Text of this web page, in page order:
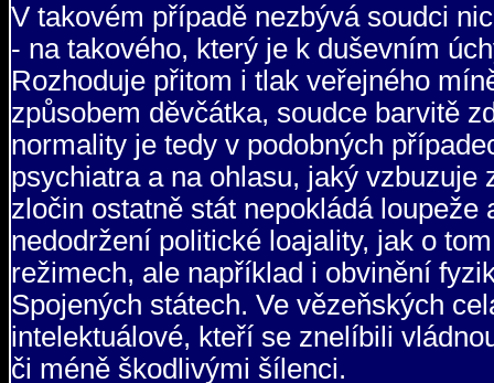
V takovém případě nezbývá soudci
- na takového, který je k duševním
Rozhoduje přitom i tlak veřejného
způsobem děvčátka, soudce barvitě
normality je tedy v podobných
psychiatra a na ohlasu, jaký
zločin ostatně stát nepokládá
nedodržení politické loajality, jak o
režimech, ale například i obvinění
Spojených státech. Ve vězeňských
intelektuálové, kteří se znelíbili
či méně škodlivými šílenci.